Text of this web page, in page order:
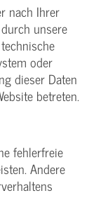
nach Ihrer
unsere
oder
dieser Daten
betreten.
fehlerfreie
Andere